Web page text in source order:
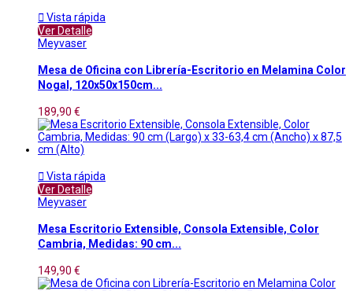
 Vista rápida
Ver Detalle
Meyvaser
Mesa de Oficina con Librería-Escritorio en Melamina Color
Nogal, 120x50x150cm...
189,90 €
 Vista rápida
Ver Detalle
Meyvaser
Mesa Escritorio Extensible, Consola Extensible, Color
Cambria, Medidas: 90 cm...
149,90 €